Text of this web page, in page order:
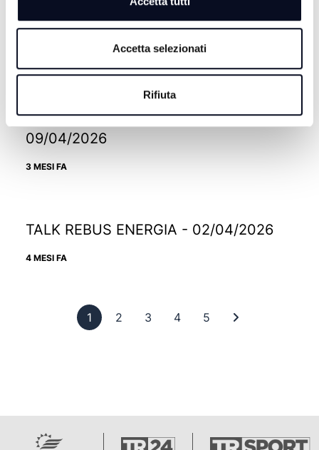
Accetta selezionati
Rifiuta
TALK24 ORGOGLIO NOSTRO -
16/04/2026
TALK24-PAROLA AI SINDACI -
09/04/2026
3 MESI FA
TALK REBUS ENERGIA - 02/04/2026
4 MESI FA
1 Pagina 1
2 Pagina 2
3 Pagina 3
4Pagina 4
5 Pagina 5